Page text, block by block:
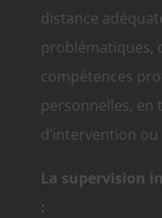
distance
problématiques,
compétences
personnelles, en
d’intervention
La supervision
: